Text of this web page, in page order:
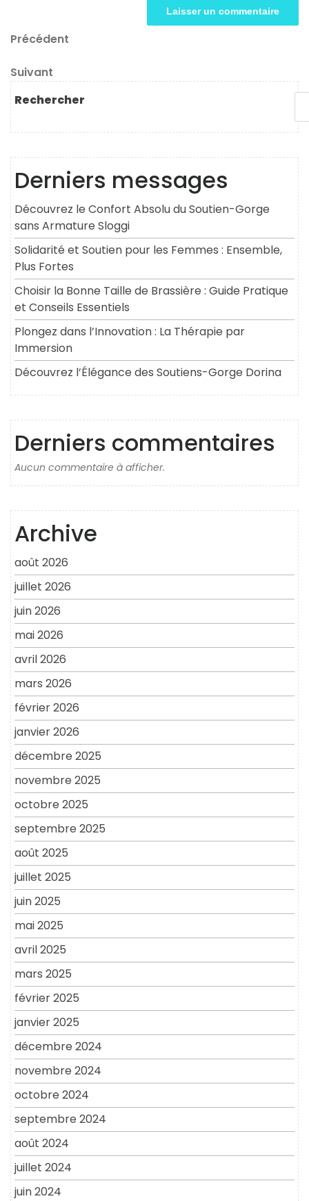
Navigation
de
l’article
Article
Précédent
Article
suivant
Suivant
Rechercher
Derniers messages
Découvrez le Confort Absolu du Soutien-Gorge
sans Armature Sloggi
Solidarité et Soutien pour les Femmes : Ensemble,
Plus Fortes
Choisir la Bonne Taille de Brassière : Guide Pratique
et Conseils Essentiels
Plongez dans l’Innovation : La Thérapie par
Immersion
Découvrez l’Élégance des Soutiens-Gorge Dorina
Derniers commentaires
Aucun commentaire à afficher.
Archive
août 2026
juillet 2026
juin 2026
mai 2026
avril 2026
mars 2026
février 2026
janvier 2026
décembre 2025
novembre 2025
octobre 2025
septembre 2025
août 2025
juillet 2025
juin 2025
mai 2025
avril 2025
mars 2025
février 2025
janvier 2025
décembre 2024
novembre 2024
octobre 2024
septembre 2024
août 2024
juillet 2024
juin 2024